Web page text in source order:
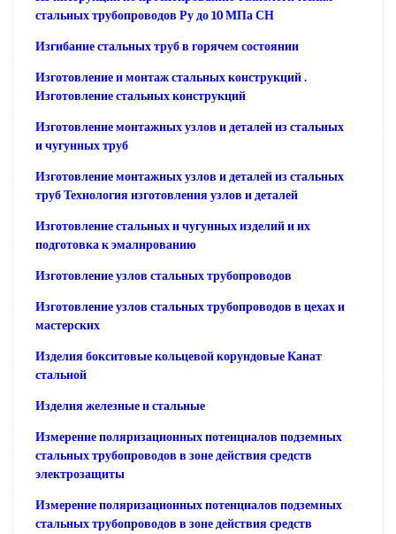
стальных трубопроводов Ру до 10 МПа СН
Изгибание стальных труб в горячем состоянии
Изготовление и монтаж стальных конструкций .
Изготовление стальных конструкций
Изготовление монтажных узлов и деталей из стальных
и чугунных труб
Изготовление монтажных узлов и деталей из стальных
труб Технология изготовления узлов и деталей
Изготовление стальных и чугунных изделий и их
подготовка к эмалированию
Изготовление узлов стальных трубопроводов
Изготовление узлов стальных трубопроводов в цехах и
мастерских
Изделия бокситовые кольцевой корундовые Канат
стальной
Изделия железные и стальные
Измерение поляризационных потенциалов подземных
стальных трубопроводов в зоне действия средств
электрозащиты
Измерение поляризационных потенциалов подземных
стальных трубопроводов в зоне действия средств